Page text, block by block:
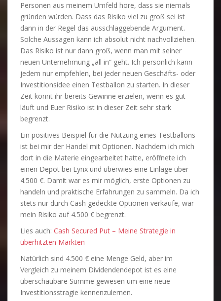
Personen aus meinem Umfeld höre, dass sie niemals
gründen würden. Dass das Risiko viel zu groß sei ist
dann in der Regel das ausschlaggebende Argument.
Solche Aussagen kann ich absolut nicht nachvollziehen.
Das Risiko ist nur dann groß, wenn man mit seiner
neuen Unternehmung „all in“ geht. Ich persönlich kann
jedem nur empfehlen, bei jeder neuen Geschäfts- oder
Investitionsidee einen Testballon zu starten. In dieser
Zeit könnt ihr bereits Gewinne erzielen, wenn es gut
läuft und Euer Risiko ist in dieser Zeit sehr stark
begrenzt.
Ein positives Beispiel für die Nutzung eines Testballons
ist bei mir der Handel mit Optionen. Nachdem ich mich
dort in die Materie eingearbeitet hatte, eröffnete ich
einen Depot bei Lynx und überwies eine Einlage über
4.500 €. Damit war es mir möglich, erste Optionen zu
handeln und praktische Erfahrungen zu sammeln. Da ich
stets nur durch Cash gedeckte Optionen verkaufe, war
mein Risiko auf 4.500 € begrenzt.
Lies auch: Cash Secured Put – Meine Strategie in
überhitzten Märkten
Natürlich sind 4.500 € eine Menge Geld, aber im
Vergleich zu meinem Dividendendepot ist es eine
überschaubare Summe gewesen um eine neue
Investitionsstragie kennenzulernen.